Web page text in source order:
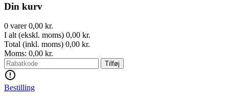
Din kurv
0 varer0,00 kr.
I alt (ekskl. moms) 0,00 kr.
Total (inkl. moms) 0,00 kr.
Moms: 0,00 kr.
Tilføj

Bestilling